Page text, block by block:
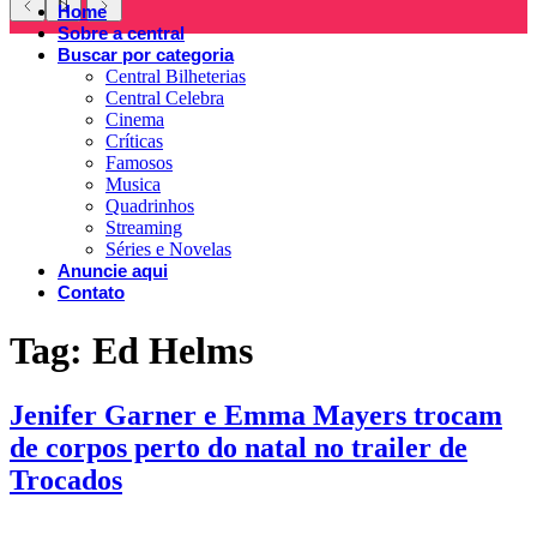
Home
Sobre a central
Buscar por categoria
Central Bilheterias
Central Celebra
Cinema
Críticas
Famosos
Musica
Quadrinhos
Streaming
Séries e Novelas
Anuncie aqui
Contato
Tag: Ed Helms
Jenifer Garner e Emma Mayers trocam
de corpos perto do natal no trailer de
Trocados